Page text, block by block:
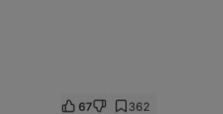
67 362